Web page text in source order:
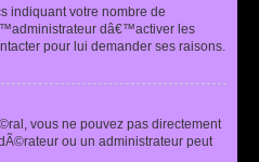
indiquant votre nombre de
dâ€™activer les
pour lui demander ses raisons.
vous ne pouvez pas directement
ou un administrateur peut